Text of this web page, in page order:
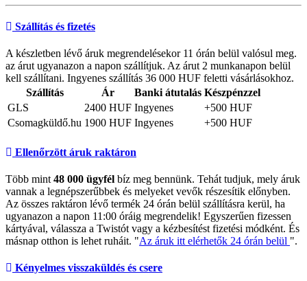
Szállítás és fizetés
A készletben lévő áruk megrendelésekor 11 órán belül valósul meg.
az árut ugyanazon a napon szállítjuk. Az árut 2 munkanapon belül
kell szállítani. Ingyenes szállítás 36 000 HUF feletti vásárlásokhoz.
Szállítás
Ár Banki átutalás Készpénzzel
GLS
2400 HUF Ingyenes
+500 HUF
Csomagküldő.hu 1900 HUF Ingyenes +500 HUF
Ellenőrzött áruk raktáron
Több mint 48 000 ügyfél bíz meg bennünk. Tehát tudjuk, mely áruk
vannak a legnépszerűbbek és melyeket vevők részesítik előnyben.
Az összes raktáron lévő termék 24 órán belül szállításra kerül, ha
ugyanazon a napon 11:00 óráig megrendelik! Egyszerűen fizessen
kártyával, válassza a Twistót vagy a kézbesítést fizetési módként. És
másnap otthon is lehet ruháit. "Az áruk itt elérhetők 24 órán belül ".
Kényelmes visszaküldés és csere